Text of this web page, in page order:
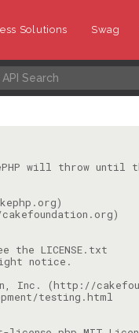
Solutions Swag